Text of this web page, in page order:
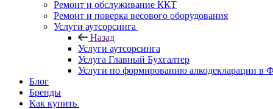
Ремонт и обслуживание ККТ
Ремонт и поверка весового оборудования
Услуги аутсорсинга
Назад
Услуги аутсорсинга
Услуга Главный Бухгалтер
Услуги по формированию алкодекларации в
Блог
Бренды
Как купить